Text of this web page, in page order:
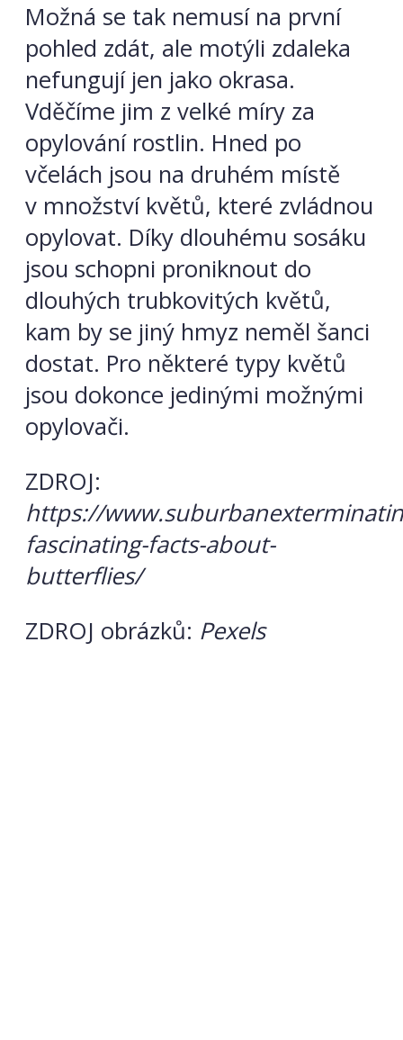
Možná se tak nemusí na první
pohled zdát, ale motýli zdaleka
nefungují jen jako okrasa.
Vděčíme jim z velké míry za
opylování rostlin. Hned po
včelách jsou na druhém místě
v množství květů, které zvládnou
opylovat. Díky dlouhému sosáku
jsou schopni proniknout do
dlouhých trubkovitých květů,
kam by se jiný hmyz neměl šanci
dostat. Pro některé typy květů
jsou dokonce jedinými možnými
opylovači.
ZDROJ:
https://
fascinating-facts-about-
butterflies/
ZDROJ obrázků: Pexels